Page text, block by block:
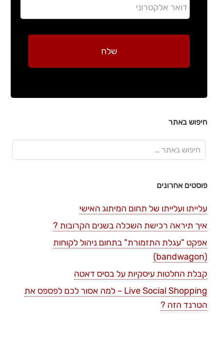
חיפוש באתר
פוסטים אחרונים
עלייתו ועלייתו של תחום המיתוג האישי
איך תיראה רכישת השכלה בשנים הקרובות ?
אפקט "עגלת התזמורת" בתחום ניהול לקוחות
(bandwagon)
קבלת החלטות עיסקיות על בסיס דאטה
Live Social Shopping – למה אסור לכם לפספס את
הטרנד הזה ?